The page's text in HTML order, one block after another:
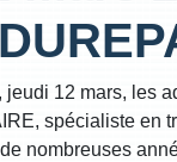
jeudi 12 mars, les
spécialiste en
nombreuses